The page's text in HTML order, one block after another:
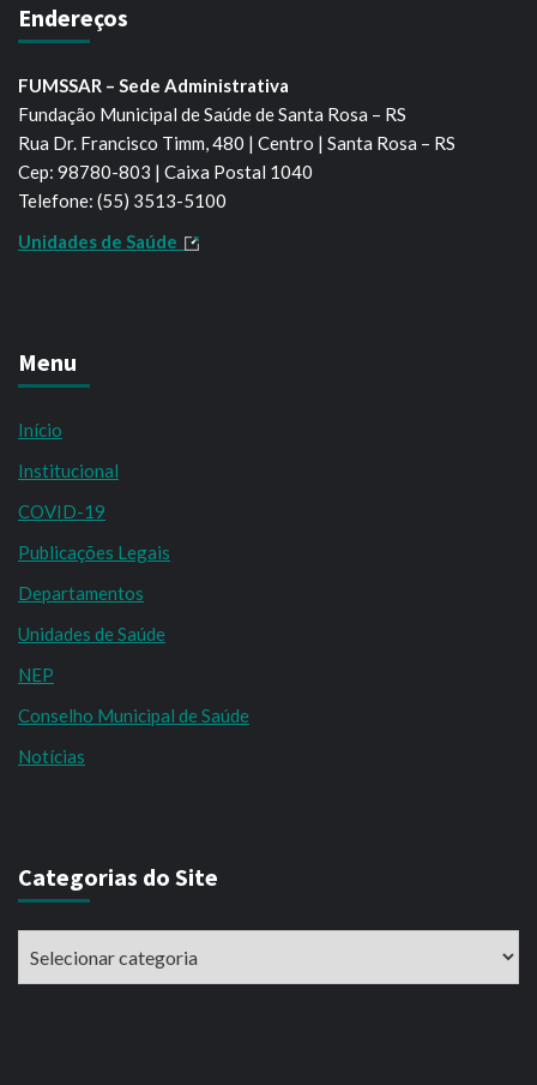
Endereços
FUMSSAR – Sede Administrativa
Fundação Municipal de Saúde de Santa Rosa – RS
Rua Dr. Francisco Timm, 480 | Centro | Santa Rosa – RS
Cep: 98780-803 | Caixa Postal 1040
Telefone: (55) 3513-5100
Unidades de Saúde
Menu
Início
Institucional
COVID-19
Publicações Legais
Departamentos
Unidades de Saúde
NEP
Conselho Municipal de Saúde
Notícias
Categorias do Site